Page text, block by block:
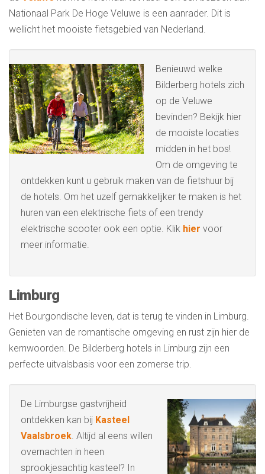
Nationaal Park De Hoge Veluwe is een aanrader. Dit is
wellicht het mooiste fietsgebied van Nederland.
Benieuwd welke
Bilderberg hotels zich
op de Veluwe
bevinden? Bekijk hier
de mooiste locaties
midden in het bos!
Om de omgeving te
ontdekken kunt u gebruik maken van de fietshuur bij
de hotels. Om het uzelf gemakkelijker te maken is het
huren van een elektrische fiets of een trendy
elektrische scooter ook een optie. Klik hier voor
meer informatie.
Limburg
Het Bourgondische leven, dat is terug te vinden in Limburg.
Genieten van de romantische omgeving en rust zijn hier de
kernwoorden. De Bilderberg hotels in Limburg zijn een
perfecte uitvalsbasis voor een zomerse trip.
De Limburgse gastvrijheid
ontdekken kan bij Kasteel
Vaalsbroek. Altijd al eens willen
overnachten in heen
sprookjesachtig kasteel? In